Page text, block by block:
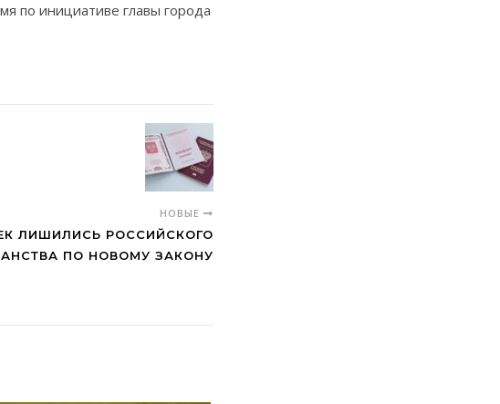
по инициативе главы города
НОВЫЕ
ЛИШИЛИСЬ РОССИЙСКОГО
ПО НОВОМУ ЗАКОНУ